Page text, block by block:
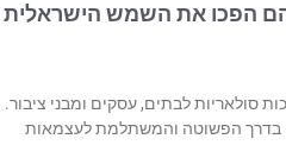
הם הפכו את השמש הישראלית
סולאריות לבתים, עסקים ומבני ציבור.
– בדרך הפשוטה והמשתלמת לעצמאות